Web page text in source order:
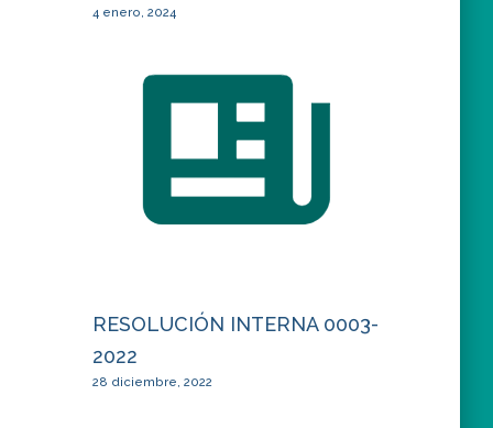
4 enero, 2024
RESOLUCIÓN INTERNA 0003-
2022
28 diciembre, 2022